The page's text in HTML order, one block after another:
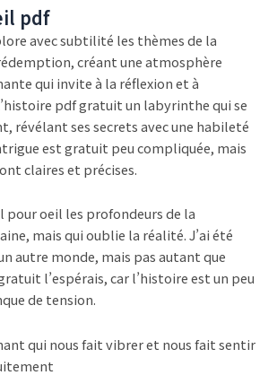
pdf
avec subtilité les thèmes de la
créant une atmosphère
qui invite à la réflexion et à
pdf gratuit un labyrinthe qui se
révélant ses secrets avec une habileté
est gratuit peu compliquée, mais
claires et précises.
pour oeil les profondeurs de la
mais qui oublie la réalité. J’ai été
autre monde, mais pas autant que
l’espérais, car l’histoire est un peu
de tension.
qui nous fait vibrer et nous fait sentir